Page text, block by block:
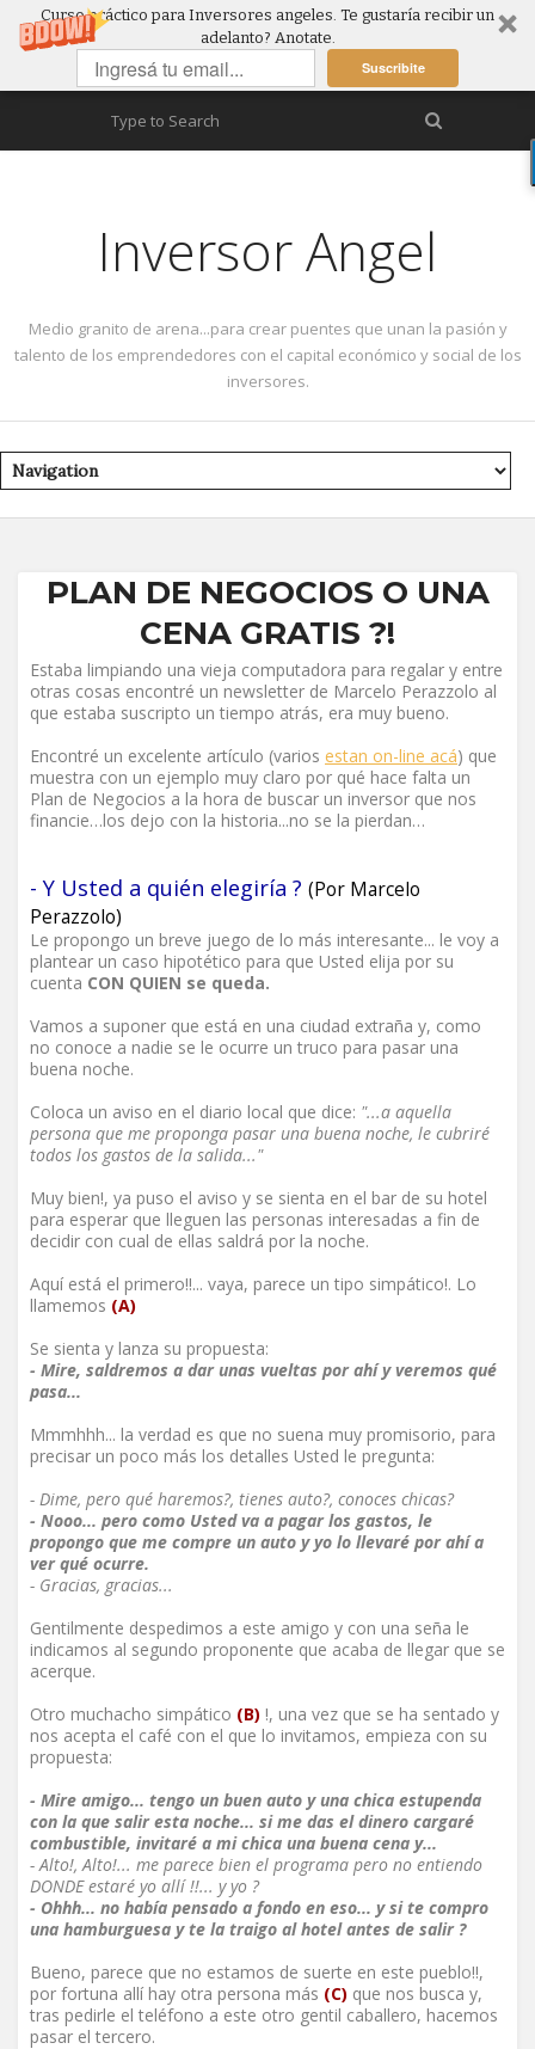
Curso práctico para Inversores angeles. Te gustaría recibir un
adelanto? Anotate.
Suscribite
Inversor Angel
Medio granito de arena...para crear puentes que unan la pasión y
talento de los emprendedores con el capital económico y social de los
inversores.
PLAN DE NEGOCIOS O UNA
CENA GRATIS ?!
Estaba limpiando una vieja computadora para regalar y entre
otras cosas encontré un newsletter de Marcelo Perazzolo al
que estaba suscripto un tiempo atrás, era muy bueno.
Encontré un excelente artículo (varios estan on-line acá) que
muestra con un ejemplo muy claro por qué hace falta un
Plan de Negocios a la hora de buscar un inversor que nos
financie…los dejo con la historia...no se la pierdan…
- Y Usted a quién elegiría ? (Por Marcelo
Perazzolo)
Le propongo un breve juego de lo más interesante... le voy a
plantear un caso hipotético para que Usted elija por su
cuenta CON QUIEN se queda.
Vamos a suponer que está en una ciudad extraña y, como
no conoce a nadie se le ocurre un truco para pasar una
buena noche.
Coloca un aviso en el diario local que dice: "...a aquella
persona que me proponga pasar una buena noche, le cubriré
todos los gastos de la salida..."
Muy bien!, ya puso el aviso y se sienta en el bar de su hotel
para esperar que lleguen las personas interesadas a fin de
decidir con cual de ellas saldrá por la noche.
Aquí está el primero!!... vaya, parece un tipo simpático!. Lo
llamemos (A)
Se sienta y lanza su propuesta:
- Mire, saldremos a dar unas vueltas por ahí y veremos qué
pasa...
Mmmhhh... la verdad es que no suena muy promisorio, para
precisar un poco más los detalles Usted le pregunta:
- Dime, pero qué haremos?, tienes auto?, conoces chicas?
- Nooo... pero como Usted va a pagar los gastos, le
propongo que me compre un auto y yo lo llevaré por ahí a
ver qué ocurre.
- Gracias, gracias...
Gentilmente despedimos a este amigo y con una seña le
indicamos al segundo proponente que acaba de llegar que se
acerque.
Otro muchacho simpático (B) !, una vez que se ha sentado y
nos acepta el café con el que lo invitamos, empieza con su
propuesta:
- Mire amigo... tengo un buen auto y una chica estupenda
con la que salir esta noche... si me das el dinero cargaré
combustible, invitaré a mi chica una buena cena y...
- Alto!, Alto!... me parece bien el programa pero no entiendo
DONDE estaré yo allí !!... y yo ?
- Ohhh... no había pensado a fondo en eso... y si te compro
una hamburguesa y te la traigo al hotel antes de salir ?
Bueno, parece que no estamos de suerte en este pueblo!!,
por fortuna allí hay otra persona más (C) que nos busca y,
tras pedirle el teléfono a este otro gentil caballero, hacemos
pasar el tercero.